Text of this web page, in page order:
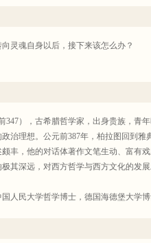
灵魂自身以后，接下来该怎么办？
347），古希腊哲学家，出身贵族，青
治理想。公元前387年，柏拉图回到
丰，他的对话体著作文笔生动、富有
其深远，对西方哲学与西方文化的发展
人民大学哲学博士，德国海德堡大学
伦塔诺《根据亚里士多德论“是者”的